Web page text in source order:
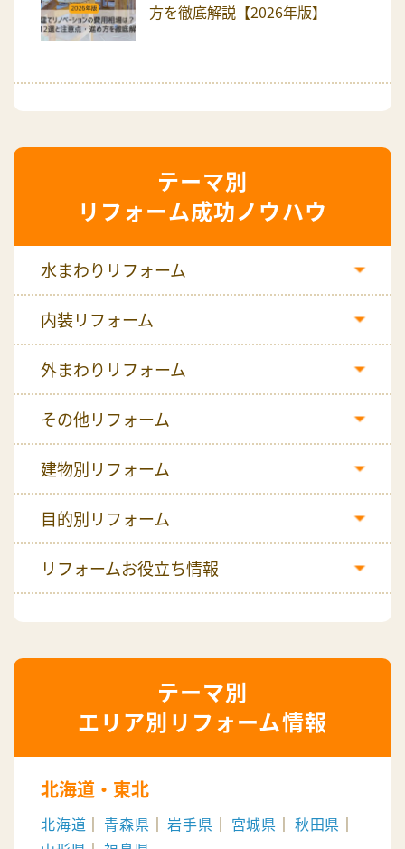
方を徹底解説【2026年版】
リフォーム成功ノウハウ
水まわりリフォーム
内装リフォーム
外まわりリフォーム
その他リフォーム
建物別リフォーム
目的別リフォーム
リフォームお役立ち情報
エリア別リフォーム情報
北海道・東北
北海道 青森県 岩手県 宮城県
秋田県